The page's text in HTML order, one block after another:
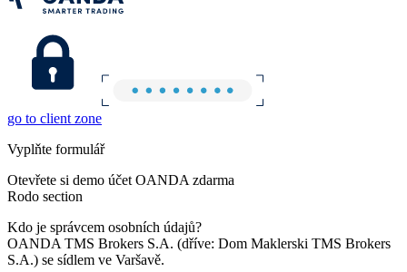
go to client zone
Vyplňte formulář
Otevřete si demo účet OANDA zdarma
Rodo section
Kdo je správcem osobních údajů?
OANDA TMS Brokers S.A. (dříve: Dom Maklerski TMS Brokers
S.A.) se sídlem ve Varšavě.